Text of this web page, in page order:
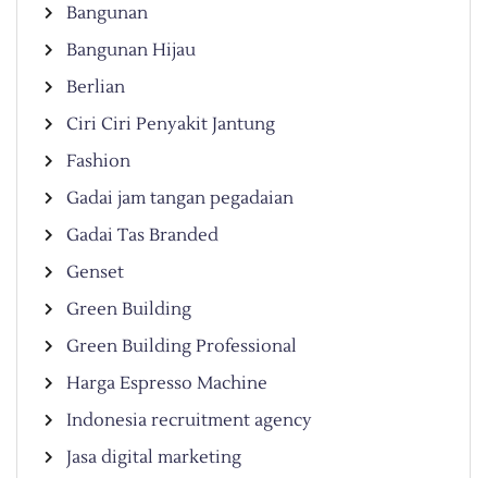
Bangunan
Bangunan Hijau
Berlian
Ciri Ciri Penyakit Jantung
Fashion
Gadai jam tangan pegadaian
Gadai Tas Branded
Genset
Green Building
Green Building Professional
Harga Espresso Machine
Indonesia recruitment agency
Jasa digital marketing